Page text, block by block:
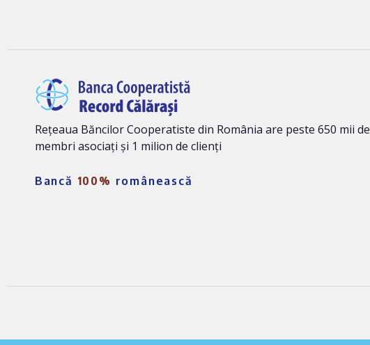
Rețeaua Băncilor Cooperatiste din România are peste 650 mii de
membri asociați și 1 milion de clienți
Bancă 100% românească